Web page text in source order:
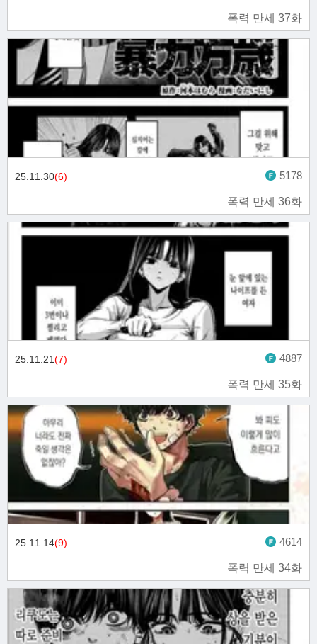
폭력 만세 37화
폭력 만세 36화
25.11.30(6) 5178
폭력 만세 35화
25.11.21(7) 4887
폭력 만세 34화
25.11.14(9) 4614